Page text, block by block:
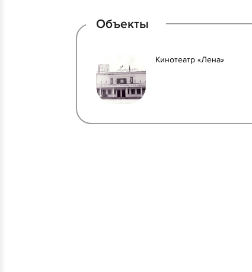
Объекты
Кинотеатр «Лена»